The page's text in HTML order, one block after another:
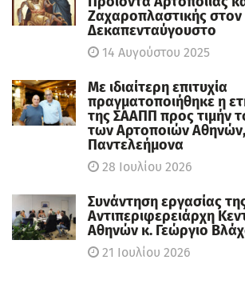
Ζαχαροπλαστικής στον
Δεκαπενταύγουστο
14 Αυγούστου 2025
Με ιδιαίτερη επιτυχία
πραγματοποιήθηκε η
της ΣΑΑΠΠ προς τιμήν
των Αρτοποιών
Παντελεήμονα
28 Ιουλίου 2026
Συνάντηση εργασίας
Αντιπεριφερειάρχη
Αθηνών κ. Γεώργιο
21 Ιουλίου 2026